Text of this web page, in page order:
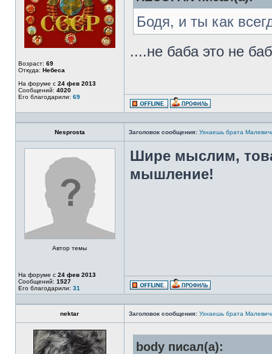
Возраст: 69
Откуда: Небеса
На форуме с 24 фев 2013
Сообщений: 4020
Его благодарили: 69
Бодя, и ты как
....не баба это не
Nesprosta Заголовок сообщения: Узнаешь брата
Автор темы
На форуме с 24 фев 2013
Сообщений: 1527
Его благодарили: 31
Шире мыслим,
мышление!
nektar Заголовок сообщения: Узнаешь брата
body писал(а):